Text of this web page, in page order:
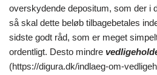
overskydende depositum, som der i
så skal dette beløb tilbagebetales
sidste godt råd, som er meget
ordentligt. Desto mindre
(https://digura.dk/indlaeg-om-